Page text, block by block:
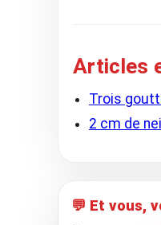
Articles
Trois
2 cm de
💬 Et vous,